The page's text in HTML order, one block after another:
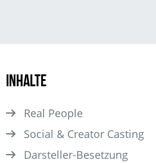
Inhalte
Real People
Social & Creator Casting
Darsteller­-Besetzung